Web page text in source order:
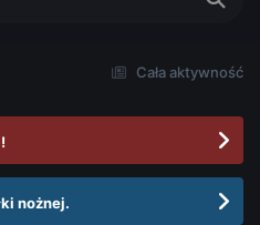
Cała aktywność
nożnej.